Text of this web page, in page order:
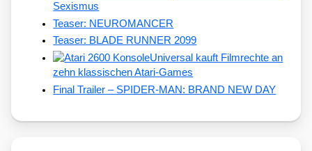
Sexismus
Teaser: NEUROMANCER
Teaser: BLADE RUNNER 2099
Universal kauft Filmrechte an
zehn klassischen Atari-Games
Final Trailer – SPIDER-MAN: BRAND NEW DAY